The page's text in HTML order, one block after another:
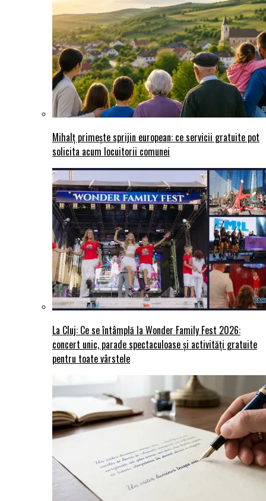
Mihalț primește sprijin european: ce servicii gratuite pot
solicita acum locuitorii comunei
La Cluj: Ce se întâmplă la Wonder Family Fest 2026:
concert unic, parade spectaculoase și activități gratuite
pentru toate vârstele